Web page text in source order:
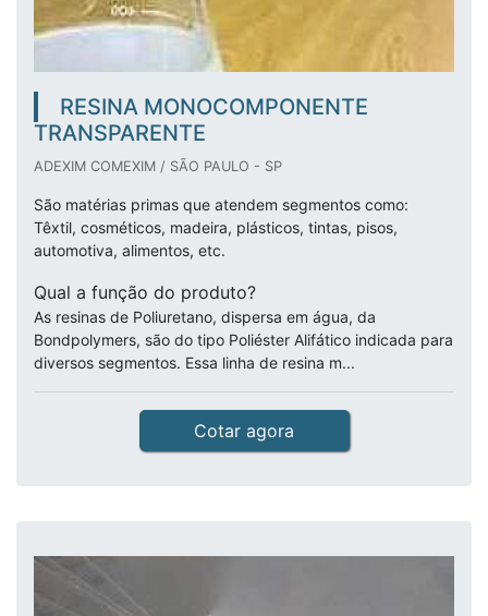
RESINA MONOCOMPONENTE
TRANSPARENTE
ADEXIM COMEXIM / SÃO PAULO - SP
São matérias primas que atendem segmentos como:
Têxtil, cosméticos, madeira, plásticos, tintas, pisos,
automotiva, alimentos, etc.
Qual a função do produto?
As resinas de Poliuretano, dispersa em água, da
Bondpolymers, são do tipo Poliéster Alifático indicada para
diversos segmentos. Essa linha de resina m...
Cotar agora